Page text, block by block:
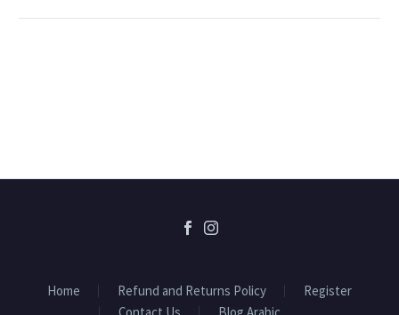
Home Refund and Returns Policy
Register